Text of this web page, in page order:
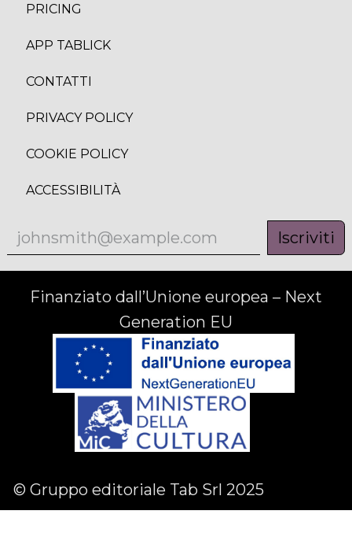
PRICING
APP TABLICK
CONTATTI
PRIVACY POLICY
COOKIE POLICY
ACCESSIBILITÀ
Iscriviti
Finanziato dall’Unione europea – Next
Generation EU
© Gruppo editoriale Tab Srl 2025